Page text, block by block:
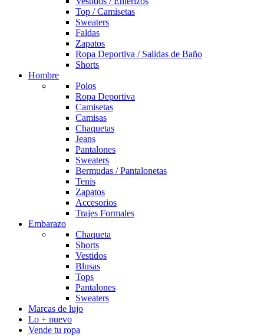
Top / Camisetas
Sweaters
Faldas
Zapatos
Ropa Deportiva / Salidas de Baño
Shorts
Hombre
Polos
Ropa Deportiva
Camisetas
Camisas
Chaquetas
Jeans
Pantalones
Sweaters
Bermudas / Pantalonetas
Tenis
Zapatos
Accesorios
Trajes Formales
Embarazo
Chaqueta
Shorts
Vestidos
Blusas
Tops
Pantalones
Sweaters
Marcas de lujo
Lo + nuevo
Vende tu ropa